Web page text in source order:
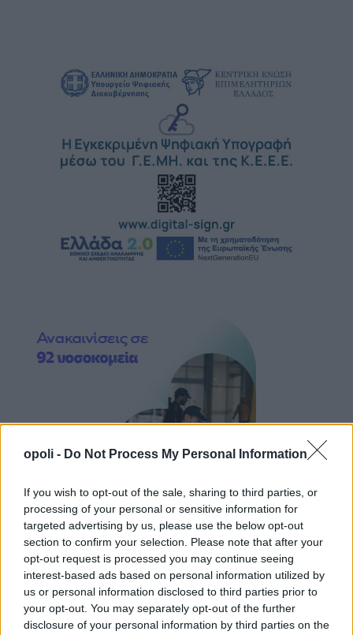
opoli - Do Not Process My Personal Information
If you wish to opt-out of the sale, sharing to third parties, or
processing of your personal or sensitive information for
targeted advertising by us, please use the below opt-out
section to confirm your selection. Please note that after your
opt-out request is processed you may continue seeing
interest-based ads based on personal information utilized by
us or personal information disclosed to third parties prior to
your opt-out. You may separately opt-out of the further
disclosure of your personal information by third parties on the